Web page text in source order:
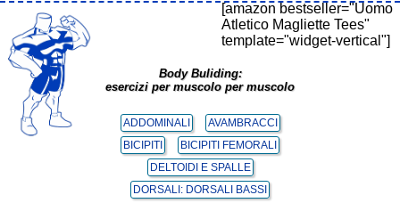
[amazon bestseller="Uomo
Atletico Magliette Tees"
template="widget-vertical"]
Body Buliding:
esercizi per muscolo per muscolo
ADDOMINALI
AVAMBRACCI
BICIPITI
BICIPITI FEMORALI
DELTOIDI E SPALLE
DORSALI: DORSALI BASSI